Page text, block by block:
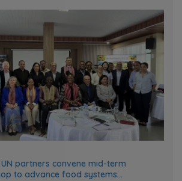
partners convene mid-term
to advance food systems